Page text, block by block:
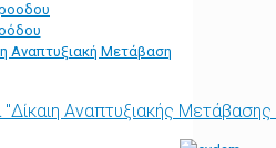
Αναπτυξιακή Μετάβαση
Αναπτυξιακής